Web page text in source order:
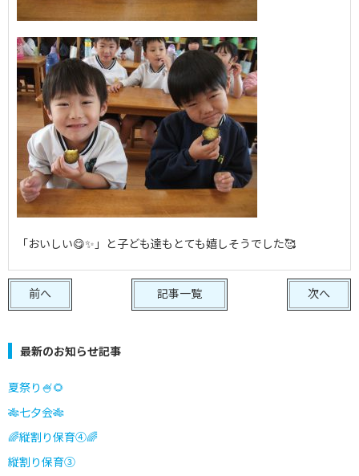
「おいしい😋✨」と子ども達もとても嬉しそうでした🥰
前へ 次へ
記事一覧
最新のお知らせ記事
夏祭り🍧🌻
🎋七夕会🎋
🌈縦割り保育④🌈
縦割り保育③